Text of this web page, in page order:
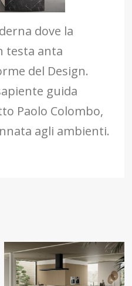
dove la
testa anta
del Design.
guida
Paolo Colombo,
agli ambienti.